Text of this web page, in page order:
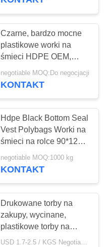
Czarne, bardzo mocne
plastikowe worki na
śmieci HDPE OEM,
nadające się do
recyklingu, z nadrukiem
negotiable MOQ:Do negocjacji
KONTAKT
Hdpe Black Bottom Seal
Vest Polybags Worki na
śmieci na rolce 90*120
cm 50mic
negotiable MOQ:1000 kg
KONTAKT
Drukowane torby na
zakupy, wycinane,
plastikowe torby na
prezenty
USD 1.7-2.5 / KGS Negotiable MOQ:1000KGS